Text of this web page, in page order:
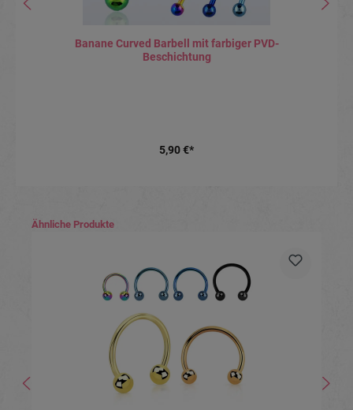
Banane Curved Barbell mit farbiger PVD-
Beschichtung
5,90 €*
Produktgalerie überspringen
Ähnliche Produkte